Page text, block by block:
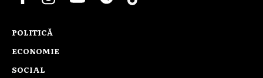
POLITICĂ
ECONOMIE
SOCIAL